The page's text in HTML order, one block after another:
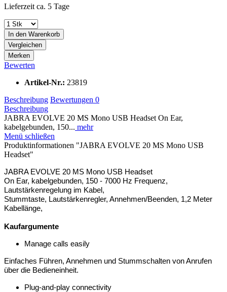
Lieferzeit ca. 5 Tage
In den Warenkorb
Vergleichen
Merken
Bewerten
Artikel-Nr.: 23819
Beschreibung Bewertungen 0
Beschreibung
JABRA EVOLVE 20 MS Mono USB Headset On Ear,
kabelgebunden, 150... mehr
Menü schließen
Produktinformationen "JABRA EVOLVE 20 MS Mono USB
Headset"
JABRA EVOLVE 20 MS Mono USB Headset
On Ear, kabelgebunden, 150 - 7000 Hz Frequenz,
Lautstärkenregelung im Kabel,
Stummtaste, Lautstärkenregler, Annehmen/Beenden, 1,2 Meter
Kabellänge,
Kaufargumente
Manage calls easily
Einfaches Führen, Annehmen und Stummschalten von Anrufen
über die Bedieneinheit.
Plug-and-play connectivity